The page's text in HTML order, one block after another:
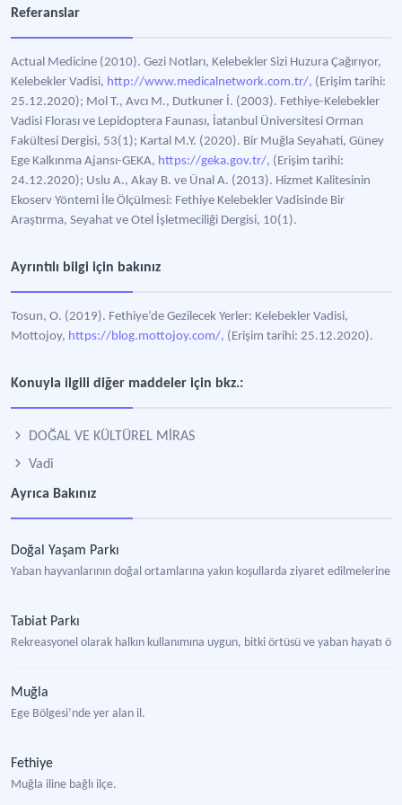
Referanslar
Actual Medicine (2010). Gezi Notları, Kelebekler Sizi Huzura Çağırıyor,
Kelebekler Vadisi, http://www.medicalnetwork.com.tr/, (Erişim tarihi:
25.12.2020); Mol T., Avcı M., Dutkuner İ. (2003). Fethiye-Kelebekler
Vadisi Florası ve Lepidoptera Faunası, İatanbul Üniversitesi Orman
Fakültesi Dergisi, 53(1); Kartal M.Y. (2020). Bir Muğla Seyahati, Güney
Ege Kalkınma Ajansı-GEKA, https://geka.gov.tr/, (Erişim tarihi:
24.12.2020); Uslu A., Akay B. ve Ünal A. (2013). Hizmet Kalitesinin
Ekoserv Yöntemi İle Ölçülmesi: Fethiye Kelebekler Vadisinde Bir
Araştırma, Seyahat ve Otel İşletmeciliği Dergisi, 10(1).
Ayrıntılı bilgi için bakınız
Tosun, O. (2019). Fethiye’de Gezilecek Yerler: Kelebekler Vadisi,
Mottojoy, https://blog.mottojoy.com/, (Erişim tarihi: 25.12.2020).
Konuyla ilgili diğer maddeler için bkz.:
DOĞAL VE KÜLTÜREL MİRAS
Vadi
Ayrıca Bakınız
Doğal Yaşam Parkı
Yaban hayvanlarının doğal ortamlarına yakın koşullarda ziyaret
Tabiat Parkı
Rekreasyonel olarak halkın kullanımına uygun, bitki örtüsü ve yaban hayatı
Muğla
Ege Bölgesi’nde yer alan il.
Fethiye
Muğla iline bağlı ilçe.